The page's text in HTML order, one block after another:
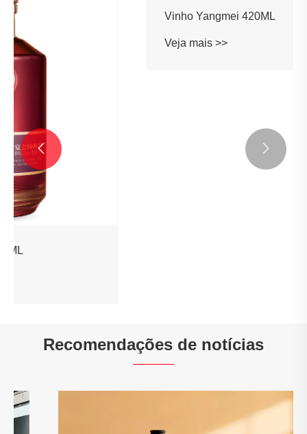
 
Recomendações de notícias